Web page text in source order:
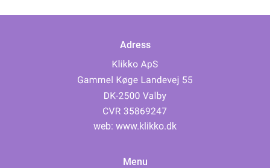
Adress
web: www.klikko.dk
Menu